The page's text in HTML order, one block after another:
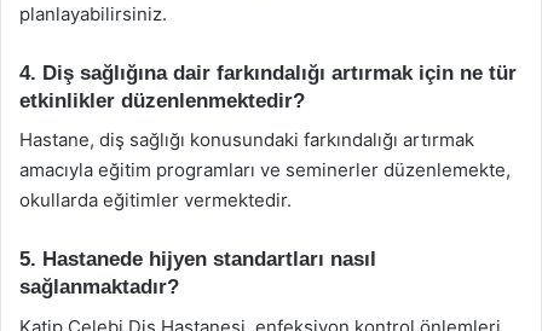
planlayabilirsiniz.
4. Diş sağlığına dair farkındalığı artırmak için ne tür
etkinlikler düzenlenmektedir?
Hastane, diş sağlığı konusundaki farkındalığı artırmak
amacıyla eğitim programları ve seminerler düzenlemekte,
okullarda eğitimler vermektedir.
5. Hastanede hijyen standartları nasıl
sağlanmaktadır?
Katip Çelebi Diş Hastanesi, enfeksiyon kontrol önlemleri